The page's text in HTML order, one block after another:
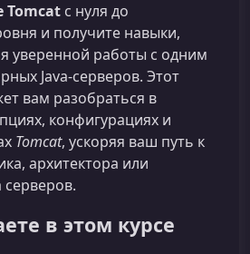
Tomcat с нуля до
и получите навыки,
уверенной работы с одним
Java-серверов. Этот
вам разобраться в
конфигурациях и
Tomcat, ускоряя ваш путь к
архитектора или
в этом курсе